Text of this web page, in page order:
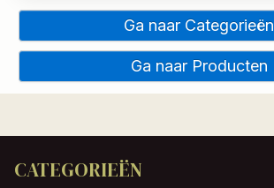
Ga naar Categorieën
Ga naar Producten
CATEGORIEËN